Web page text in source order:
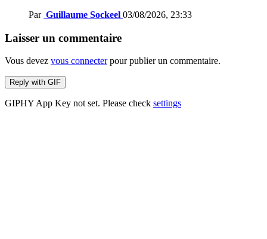
Par Guillaume Sockeel 03/08/2026, 23:33
Laisser un commentaire
Vous devez vous connecterpour publier un commentaire.
Reply with GIF
GIPHY App Key not set. Please check settings